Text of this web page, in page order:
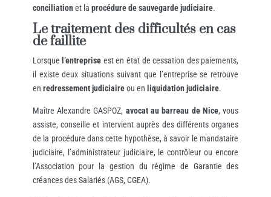
conciliationet la procédure de sauvegarde judiciaire.
Le traitement des difficultés en cas
de faillite
Lorsque l’entreprise est en état de cessation des paiements,
il existe deux situations suivant que l’entreprise se retrouve
en redressement judiciaireou en liquidation judiciaire.
Maître Alexandre GASPOZ, avocat au barreau de Nice, vous
assiste, conseille et intervient auprès des différents organes
de la procédure dans cette hypothèse, à savoir le mandataire
judiciaire, l’administrateur judiciaire, le contrôleur ou encore
l’Association pour la gestion du régime de Garantie des
créances des Salariés (AGS, CGEA).